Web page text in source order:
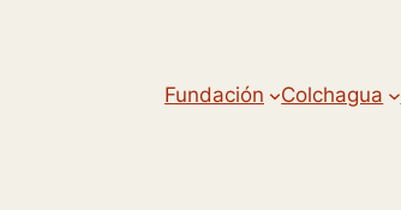
Fundación Colchagua